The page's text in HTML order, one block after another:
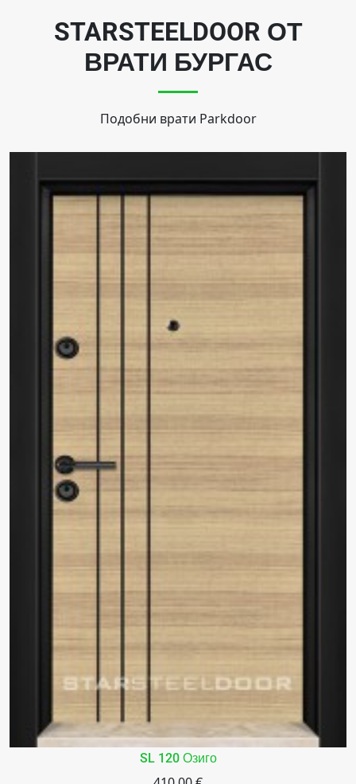
STARSTEELDOOR ОТ
ВРАТИ БУРГАС
Подобни врати Parkdoor
SL 120 Озиго